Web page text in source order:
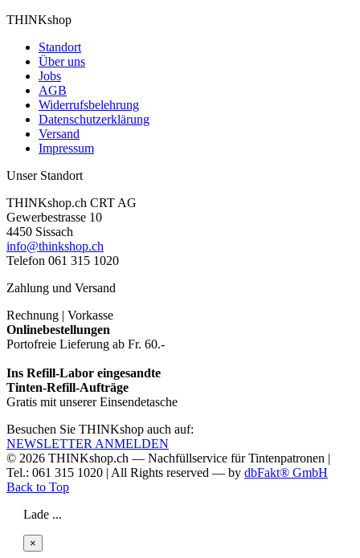
THINKshop
Standort
Über uns
Jobs
AGB
Widerrufsbelehrung
Datenschutzerklärung
Versand
Impressum
Unser Standort
THINKshop.ch CRT AG
Gewerbestrasse 10
4450 Sissach
info@thinkshop.ch
Telefon 061 315 1020
Zahlung und Versand
Rechnung | Vorkasse
Onlinebestellungen
Portofreie Lieferung ab Fr. 60.-
Ins Refill-Labor eingesandte
Tinten-Refill-Aufträge
Gratis mit unserer Einsendetasche
Besuchen Sie THINKshop auch auf:
NEWSLETTER ANMELDEN
© 2026 THINKshop.ch — Nachfüllservice fürTintenpatronen |
Tel.: 061 315 1020 | All Rights reserved — by dbFakt® GmbH
Back to Top
Lade ...
×